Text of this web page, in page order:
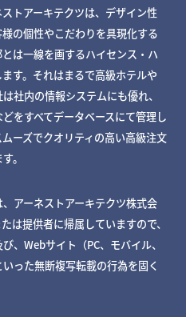
トアーキテクツは、デザイン性
の個性やこだわりを具現化する
は一線を画するハイセンス・ハ
す。それはまるで高級ホテルや
社内の情報システムにも優れ、
をすべてデータベースにて管理し
ーズでクオリティの高い高級注文
。
アーネストアーキテクツ株式会
は提供者に帰属していますので、
、Webサイト（PC、モバイル、
った無断複写転載の行為を固く